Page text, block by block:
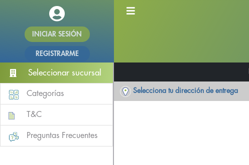
INICIAR SESIÓN
REGISTRARME
Seleccionar sucursal
Categorías
T&C
Preguntas Frecuentes
Selecciona tu dirección de entrega